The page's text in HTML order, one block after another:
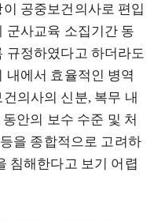
공중보건의사로 편입
군사교육 소집기간 동
규정하였다고 하더라도
내에서 효율적인 병역
의사의 신분, 복무 내
안의 보수 수준 및 처
을 종합적으로 고려하
침해한다고 보기 어렵